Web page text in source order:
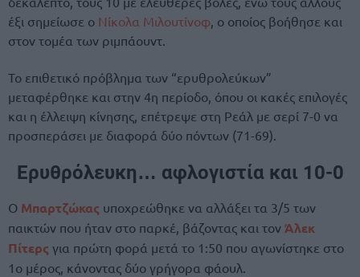
έξι σημείωσε ο Νίκολα Μιλουτίνοφ, ο οποίος βοήθησε και
στον τομέα των ριμπάουντ.
To επιθετικό πρόβλημα των “ερυθρολεύκων”
μεταφέρθηκε και στην 4η περίοδο, όπου οι κακές επιλογές
και η έλλειψη κίνησης, επέτρεψε στη Ρεάλ με σερί 7-0 να
προσπεράσει με διαφορά δύο πόντων (71-69).
Ερυθρόλευκη… αφλογιστία και 10-0
Ο Μπαρτζώκας υποχρεώθηκε να αλλάξει τα 3/5 των
παικτών που ήταν στο παρκέ, βάζοντας και τον Άλεκ
Πίτερς για πρώτη φορά μετά το 1:50 που αγωνίστηκε στο
1ο μέρος, κάνοντας δύο γρήγορα φάουλ.